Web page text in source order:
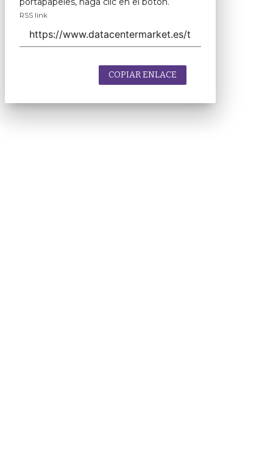
RSS link
COPIAR ENLACE